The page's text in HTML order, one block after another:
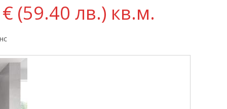
€ (59.40 лв.) кв.м.